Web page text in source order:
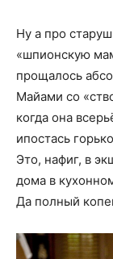
Ну а про
«шпионскую
прощалось
Майами со
когда она
ипостась
Это, нафиг, в
дома в
Да полный